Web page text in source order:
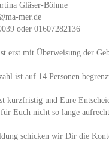
Gläser-Böhme
mer.de
oder 01607282136
erst mit Überweisung der
ist auf 14 Personen
kurzfristig und Eure
Euch nicht so lange
schicken wir Dir die